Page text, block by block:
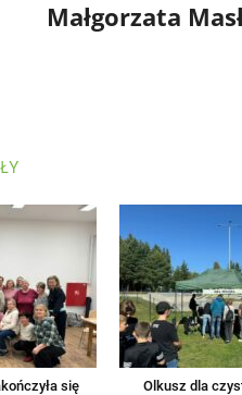
Małgorzata
się
Olkusz dla